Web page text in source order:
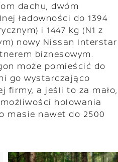
dachu, dwóm
ładowności do 1394
i 1447 kg (N1 z
nowy Nissan Interstar
biznesowym.
może pomieścić do
go wystarczająco
firmy, a jeśli to za mało,
holowania
masie nawet do 2500